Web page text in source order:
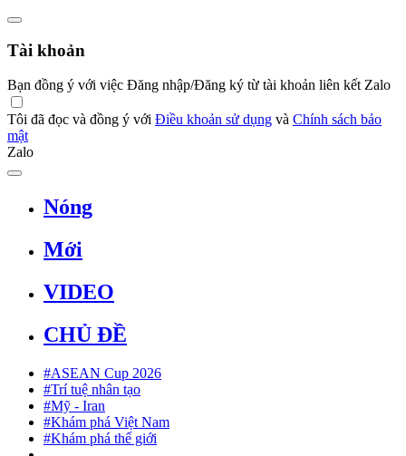
Tài khoản
Bạn đồng ý với việc Đăng nhập/Đăng ký từ tài khoản liên kết Zalo
Tôi đã đọc và đồng ý với Điều khoản sử dụng và Chính sách bảo
mật
Zalo
Nóng
Mới
VIDEO
CHỦ ĐỀ
#ASEAN Cup 2026
#Trí tuệ nhân tạo
#Mỹ - Iran
#Khám phá Việt Nam
#Khám phá thế giới